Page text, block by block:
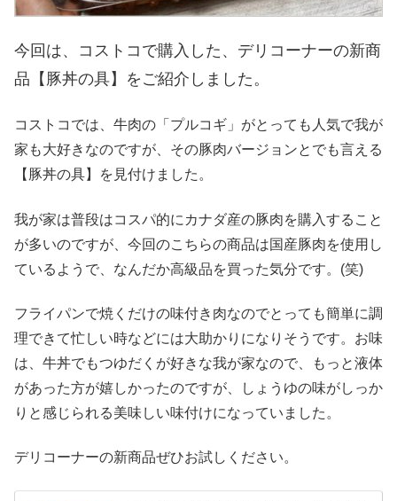
今回は、コストコで購入した、デリコーナーの新商
品【豚丼の具】をご紹介しました。
コストコでは、牛肉の「プルコギ」がとっても人気で我が
家も大好きなのですが、その豚肉バージョンとでも言える
【豚丼の具】を見付けました。
我が家は普段はコスパ的にカナダ産の豚肉を購入すること
が多いのですが、今回のこちらの商品は国産豚肉を使用し
ているようで、なんだか高級品を買った気分です。(笑)
フライパンで焼くだけの味付き肉なのでとっても簡単に調
理できて忙しい時などには大助かりになりそうです。お味
は、牛丼でもつゆだくが好きな我が家なので、もっと液体
があった方が嬉しかったのですが、しょうゆの味がしっか
りと感じられる美味しい味付けになっていました。
デリコーナーの新商品ぜひお試しください。